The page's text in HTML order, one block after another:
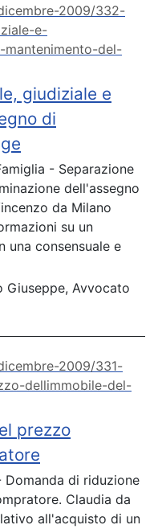
giudiziale e
di
2009/332-
e-
mantenimento-del-
- Separazione
dell'assegno
da Milano
su un
una consensuale e
Giuseppe, Avvocato
prezzo
2009/331-
dellimmobile-del-
di riduzione
Claudia da
all'acquisto di un